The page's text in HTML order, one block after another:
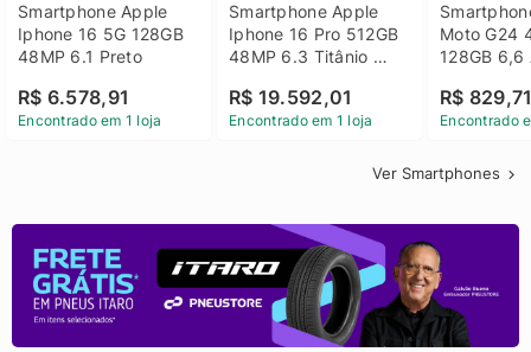
Smartphone Apple
Iphone 16 5G 128GB
48MP 6.1 Preto
R$ 6.578,91
Encontrado em 1 loja
Smartphone Apple
Iphone 16 Pro 512GB
48MP 6.3 Titânio
R$ 19.592,01
Encontrado em 1 loja
Moto G24
128GB 6,6
R$
Encontrado
Ver Smartphones